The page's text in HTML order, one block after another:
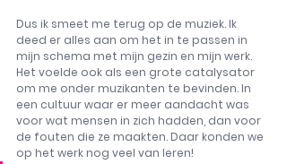
Dus ik smeet me terug op de muziek. Ik
deed er alles aan om het in te passen in
mijn schema met mijn gezin en mijn werk.
Het voelde ook als een grote catalysator
om me onder muzikanten te bevinden. In
een cultuur waar er meer aandacht was
voor wat mensen in zich hadden, dan voor
de fouten die ze maakten. Daar konden we
op het werk nog veel van leren!